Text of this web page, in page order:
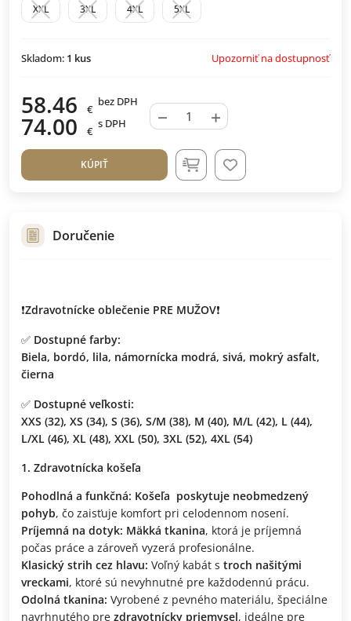
XXL 3XL 4XL 5XL
Skladom: 1 kus Upozorniť na dostupnosť
58.46 €
bez DPH
74.00 €
s DPH − +
KÚPIŤ
Doručenie
❗Zdravotnícke oblečenie PRE MUŽOV❗
✅ Dostupné farby:
Biela, bordó, lila, námornícka modrá, sivá, mokrý asfalt,
čierna
✅ Dostupné veľkosti:
XXS (32), XS (34), S (36), S/M (38), M (40), M/L (42), L (44),
L/XL (46), XL (48), XXL (50), 3XL (52), 4XL (54)
Zdravotnícka košeľa
Pohodlná a funkčná: Košeľa poskytuje neobmedzený
pohyb, čo zaisťuje komfort pri celodennom nosení.
Príjemná na dotyk: Mäkká tkanina, ktorá je príjemná
počas práce a zároveň vyzerá profesionálne.
Klasický strih cez hlavu: Voľný kabát s troch našitými
vreckami, ktoré sú nevyhnutné pre každodennú prácu.
Odolná tkanina: Vyrobené z pevného materiálu, špeciálne
navrhnutého pre zdravotnícky priemysel, ideálne pre